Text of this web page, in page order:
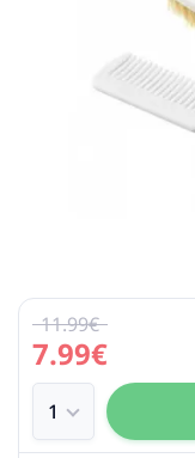
7.99€
11.99€